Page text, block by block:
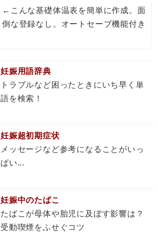
←こんな基礎体温表を簡単に作成。面
倒な登録なし。オートセーブ機能付き
妊娠用語辞典
トラブルなど困ったときにいち早く単
語を検索！
妊娠超初期症状
メッセージなど参考になることがいっ
ぱい...
妊娠中のたばこ
たばこが母体や胎児に及ぼす影響は？
受動喫煙をふせぐコツ